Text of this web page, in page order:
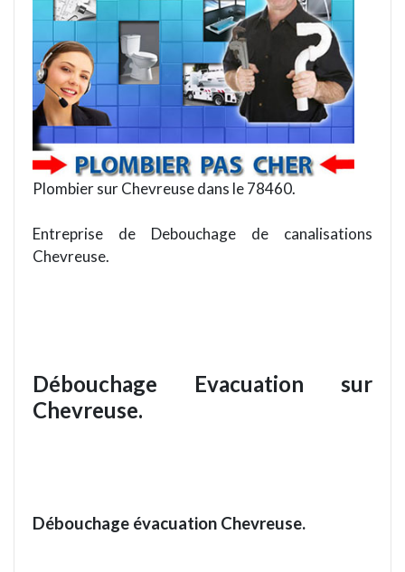
Plombier sur Chevreuse dans le 78460.
Entreprise de Debouchage de canalisations
Chevreuse.
Débouchage Evacuation sur
Chevreuse.
Débouchage évacuation Chevreuse.